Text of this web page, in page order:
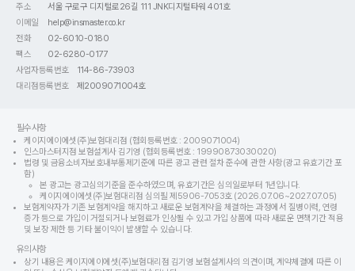
주소
서울 구로구 디지털로26길 111 JNK디지털타워 401호
이메일
help@insmaster.co.kr
전화
02-6010-0180
팩스
02-6280-0177
사업자등록번호
114-86-73903
대리점등록번호
제2009071004호
필수사항
케이지에이에셋(주)보험대리점 (협회등록번호 : 2009071004)
인스마스터지점 보험설계사 김기영 (협회등록번호 : 19990873030020)
법령 및 금융소비자보호내부통제기준에 따른 광고 관련 절차 준수에 관한 사항(광고 유효기간 포
함)
본 광고는 광고심의기준을 준수하였으며, 유효기간은 심의일로부터 1년입니다.
케이지에이에셋(주)보험대리점 심의필 제5906-7053호 (2026.07.06~2027.07.05)
보험계약자가 기존 보험계약을 해지하고 새로운 보험계약을 체결하는 과정에서 질병이력, 연령
증가 등으로 가입이 거절되거나 보험료가 인상될 수 있고 가입 상품에 따라 새로운 면책기간 적용
및 보장 제한 등 기타 불이익이 발생할 수 있습니다.
유의사항
상기 내용은 케이지에이에셋(주)보험대리점 김기영 보험설계사의 의견이며, 계약체결에 따른 이